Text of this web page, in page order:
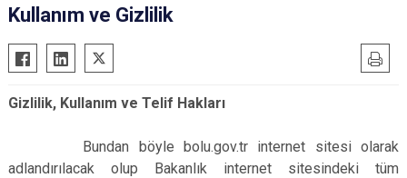
Kullanım ve Gizlilik
Gizlilik, Kullanım ve Telif Hakları
Bundan böyle bolu.gov.tr internet sitesi olarak
adlandırılacak olup Bakanlık internet sitesindeki tüm